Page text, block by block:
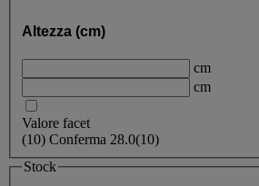
Altezza (cm)
cm
cm
Valore facet
(10) Conferma 28.0(10)
Stock